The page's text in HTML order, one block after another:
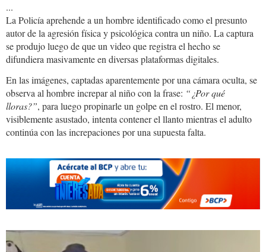
...
La Policía aprehende a un hombre identificado como el presunto
autor de la agresión física y psicológica contra un niño. La captura
se produjo luego de que un video que registra el hecho se
difundiera masivamente en diversas plataformas digitales.
En las imágenes, captadas aparentemente por una cámara oculta, se
observa al hombre increpar al niño con la frase: “¿Por qué
lloras?”, para luego propinarle un golpe en el rostro. El menor,
visiblemente asustado, intenta contener el llanto mientras el adulto
continúa con las increpaciones por una supuesta falta.